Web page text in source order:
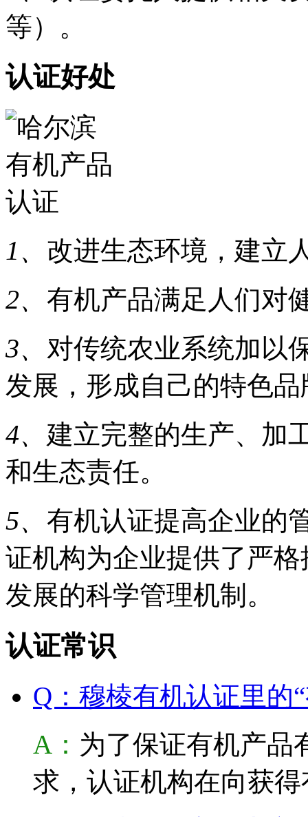
等）。
认证好处
1、 改进生态环境，建立
2、 有机产品满足人们对
3、 对传统农业系统加以
发展，形成自己的特色品
4、 建立完整的生产、加
和生态责任。
5、 有机认证提高企业的
证机构为企业提供了严
发展的科学管理机制。
认证常识
Q：穆棱有机认证里的
A： 为了保证有机产品
求，认证机构在向获